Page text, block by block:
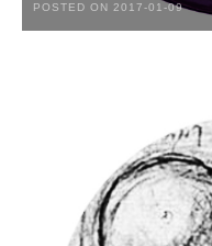
POSTED ON 2017-01-09